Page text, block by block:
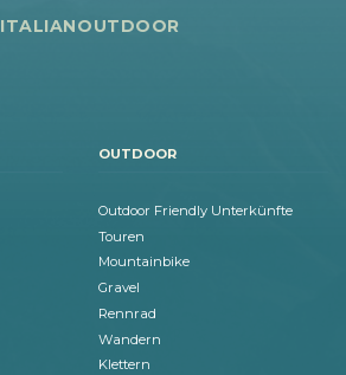
ITALIANOUTDOOR
OUTDOOR
Outdoor Friendly Unterkünfte
Touren
Mountainbike
Gravel
Rennrad
Wandern
Klettern